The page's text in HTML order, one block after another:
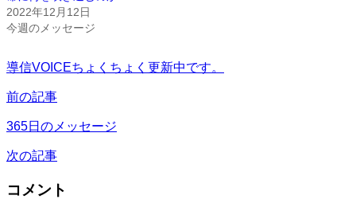
2022年12月12日
今週のメッセージ
導信VOICEちょくちょく更新中です。
前の記事
365日のメッセージ
次の記事
コメント